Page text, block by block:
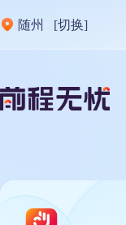
随州 [切换]